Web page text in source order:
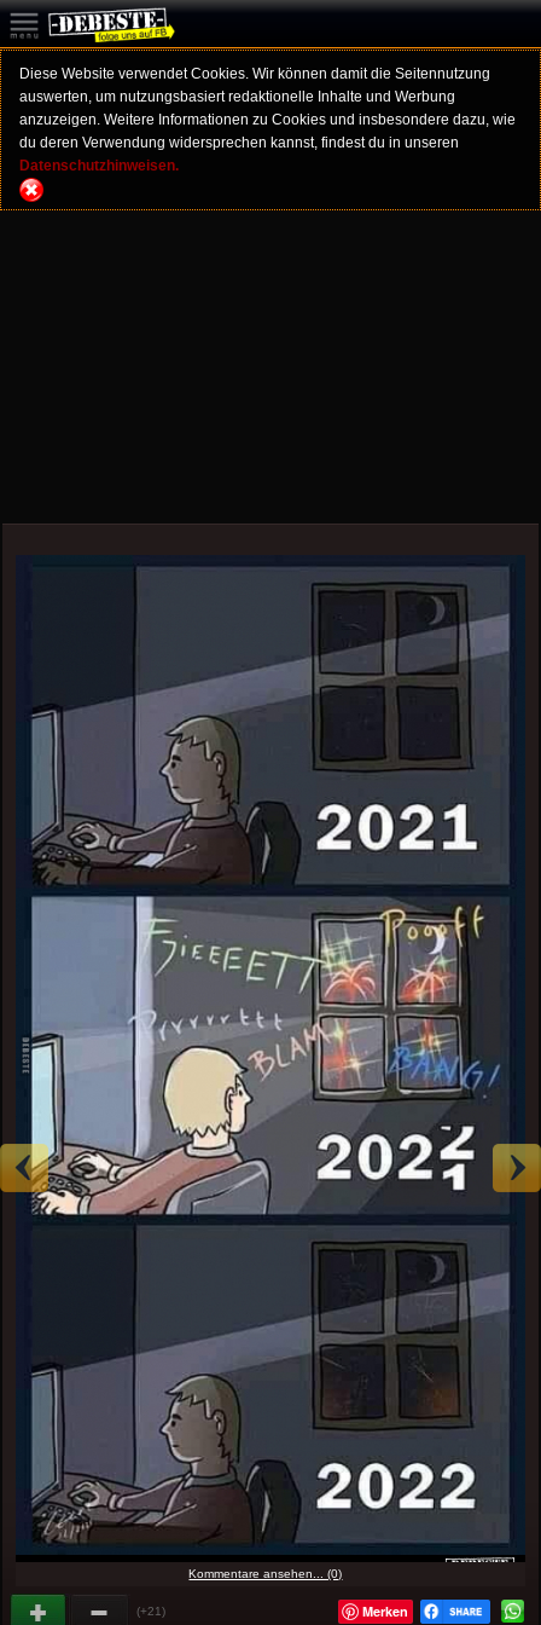
Diese Website verwendet Cookies. Wir können damit die Seitennutzung
auswerten, um nutzungsbasiert redaktionelle Inhalte und Werbung
anzuzeigen. Weitere Informationen zu Cookies und insbesondere dazu, wie
du deren Verwendung widersprechen kannst, findest du in unseren
Datenschutzhinweisen.
Kommentare ansehen... (0)
(+21) Merken